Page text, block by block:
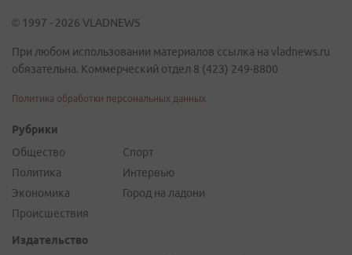
© 1997 - 2026 VLADNEWS
При любом использовании материалов ссылка на vladnews.ru
обязательна. Коммерческий отдел 8 (423) 249-8800
Политика обработки персональных данных
Рубрики
Общество
Политика
Экономика
Происшествия
Спорт
Интервью
Город на ладони
Издательство